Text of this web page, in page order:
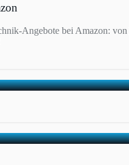
Angebote bei Amazon: von